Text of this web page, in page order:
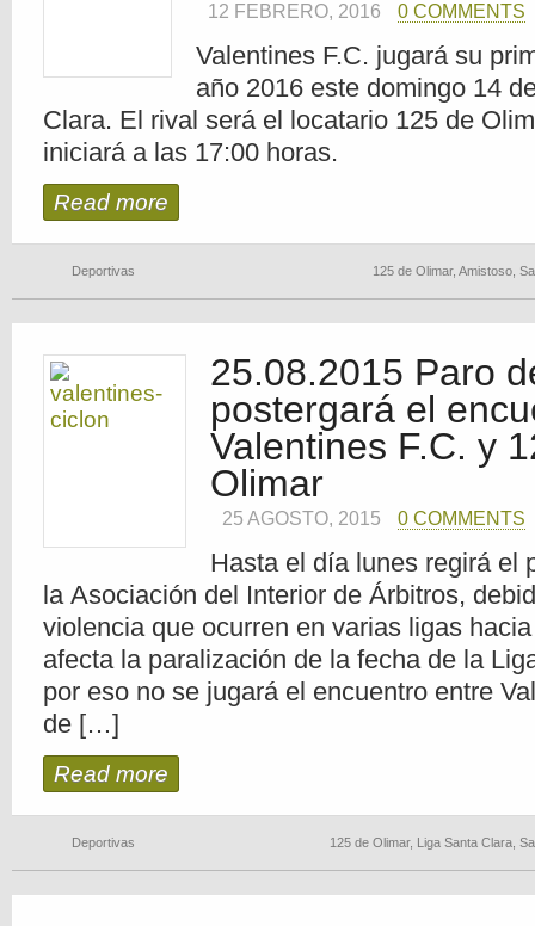
12 FEBRERO, 2016 0 COMMENTS
Valentines F.C. jugará su
año 2016 este domingo 14
Clara. El rival será el locatario 125 de
iniciará a las 17:00 horas.
Read more
Deportivas 125 de Olimar, Amistoso
25.08.2015 Paro
postergará el
Valentines F.C. y
Olimar
25 AGOSTO, 2015 0 COMMENTS
Hasta el día lunes regirá el
la Asociación del Interior de Árbitros,
violencia que ocurren en varias ligas
afecta la paralización de la fecha de la
por eso no se jugará el encuentro entre
de […]
Read more
Deportivas 125 de Olimar, Liga Santa Clara